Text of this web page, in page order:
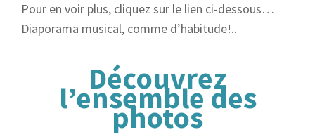
Pour en voir plus, cliquez sur le lien ci-dessous…
Diaporama musical, comme d’habitude!..
Découvrez
l’ensemble des
photos